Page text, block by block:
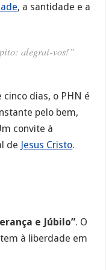
, a santidade e a
alegrai-vos!”
dias, o PHN é
pelo bem,
convite à
de Jesus Cristo.
e Júbilo”. O
à liberdade em